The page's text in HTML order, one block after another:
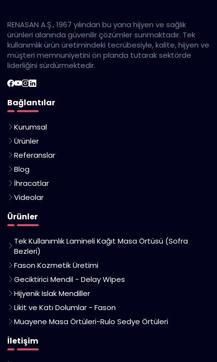
RENASAN A.Ş., 1967 yılından bu yana hijyen ve sağlık
ürünleri alanında güvenilir çözümler sunmaktadır. Tek
kullanımlık ürün üretimindeki tecrübesiyle, kalite, hijyen ve
müşteri memnuniyetini ön planda tutarak sektörde
liderliğini sürdürmektedir.
Bağlantılar
Kurumsal
Ürünler
Referanslar
Blog
İhracatlar
Videolar
Ürünler
Tek Kullanımlık Lamineli Kağıt Masa Örtüsü (Sofra
Bezleri)
Fason Kozmetik Üretimi
Geciktirici Mendil - Delay Wipes
Hijyenik Islak Mendiller
Likit ve Katı Dolumlar - Fason
Muayene Masa Örtüleri-Rulo Sedye Örtüleri
İletişim